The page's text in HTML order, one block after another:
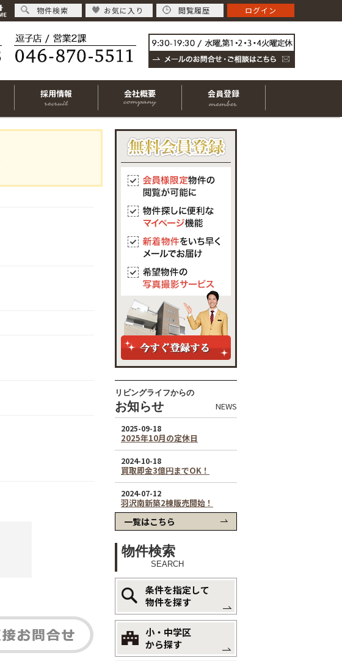
採用情報 会社概要 会員登録
リビングライフからの
お知らせ NEWS
一覧はこちら
物件検索
SEARCH
条件を指定して
物件を探す
小・中学区
から探す
物件検索 お気に入り 閲覧履歴 ログイン